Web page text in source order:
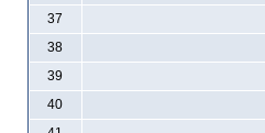
37
38
39
40